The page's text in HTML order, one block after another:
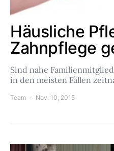
Häusliche
Zahnpflege
Sind nahe
in den meisten Fällen
Team Nov. 10, 2015